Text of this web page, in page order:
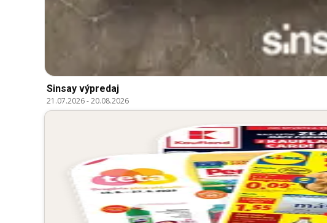
Sinsay výpredaj
21.07.2026-20.08.2026